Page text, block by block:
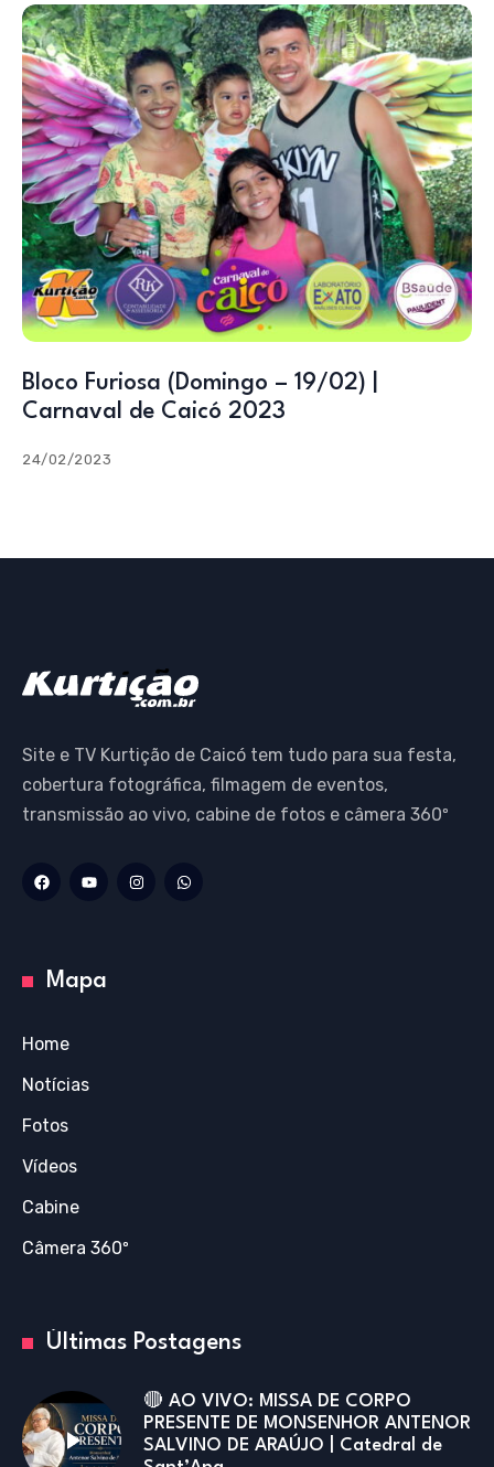
Bloco Furiosa (Domingo – 19/02) |
Carnaval de Caicó 2023
24/02/2023
Site e TV Kurtição de Caicó tem tudo para sua festa,
cobertura fotográfica, filmagem de eventos,
transmissão ao vivo, cabine de fotos e câmera 360º
Mapa
Home
Notícias
Fotos
Vídeos
Cabine
Câmera 360º
Últimas Postagens
🔴 AO VIVO: MISSA DE CORPO
PRESENTE DE MONSENHOR ANTENOR
SALVINO DE ARAÚJO | Catedral de